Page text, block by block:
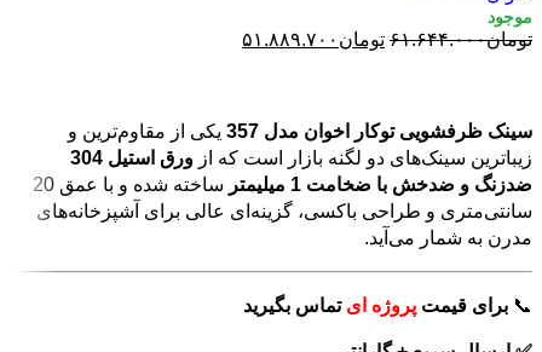
تومان۶۱.۶۴۴.۰۰۰ تومان ۵۱.۸۸۹.۷۰۰
سینک ظرفشویی توکار اخوان مدل 357
یکی از مقاوم‌ترین و
زیباترین سینک‌های دو لگنه بازار است که از
ورق استیل 304
ضدزنگ و ضدخش با ضخامت 1 میلیمتر
ساخته شده و با عمق 20
سانتی‌متری و طراحی باکسی، گزینه‌ای عالی برای آشپزخانه‌های
مدرن به شمار می‌آید.
📞 برای قیمت پروژه ای تماس بگیرید